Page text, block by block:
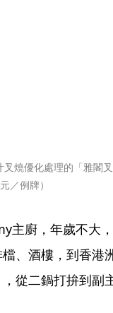
叉燒優化處理的「雅閣
／例牌）
主廚，年歲不大
、酒樓，到香港
從二鍋打拚到副主